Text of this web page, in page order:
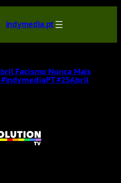
indymedia.pt
Facismo Nunca Mais
#25Abril